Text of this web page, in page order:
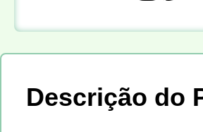
Descrição do